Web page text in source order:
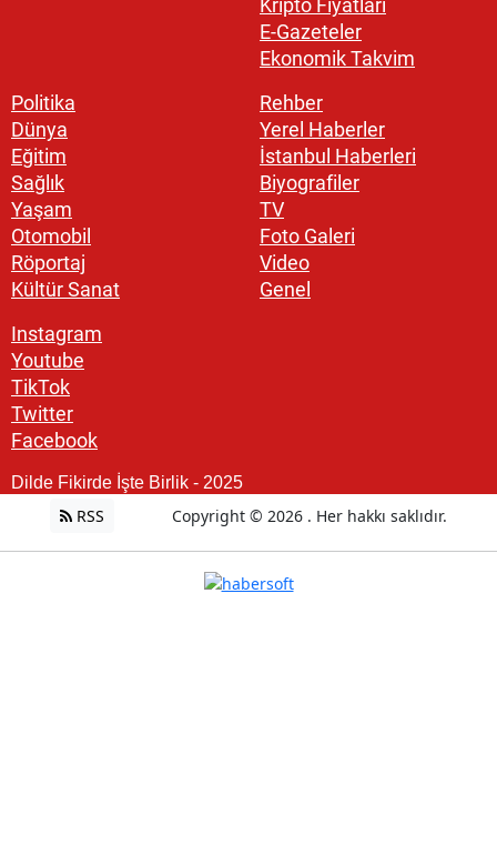
Kripto Fiyatları
E-Gazeteler
Ekonomik Takvim
Politika
Dünya
Eğitim
Sağlık
Yaşam
Otomobil
Röportaj
Kültür Sanat
Rehber
Yerel Haberler
İstanbul Haberleri
Biyografiler
TV
Foto Galeri
Video
Genel
Instagram
Youtube
TikTok
Twitter
Facebook
Dilde Fikirde İşte Birlik - 2025
RSS Copyright © 2026 . Her hakkı saklıdır.